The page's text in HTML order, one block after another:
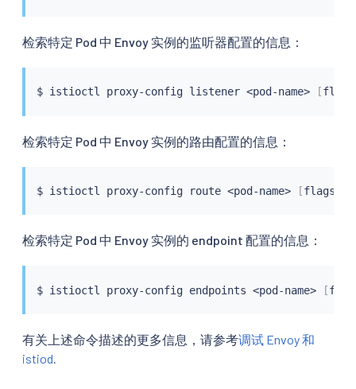
检索特定 Pod 中 Envoy 实例的监听器配置的信息：
$ istioctl proxy-config listener <pod-name> [flags
检索特定 Pod 中 Envoy 实例的路由配置的信息：
$ istioctl proxy-config route <pod-name> [flags
检索特定 Pod 中 Envoy 实例的 endpoint 配置的信息：
$ istioctl proxy-config endpoints <pod-name> [
有关上述命令描述的更多信息，请参考调试 Envoy 和
istiod.